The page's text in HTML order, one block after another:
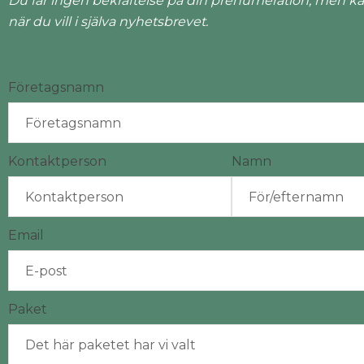
när du vill i själva nyhetsbrevet.
Företagsnamn
Kontaktperson Namn
Email
Paket